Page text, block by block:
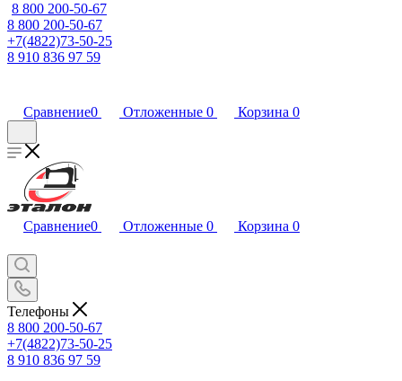
8 800 200-50-67
8 800 200-50-67
+7(4822)73-50-25
8 910 836 97 59
Сравнение0 Отложенные 0 Корзина 0
Сравнение0 Отложенные 0 Корзина 0
Телефоны
8 800 200-50-67
+7(4822)73-50-25
8 910 836 97 59